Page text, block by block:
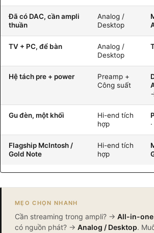
Đã có DAC, cần ampli
thuần
Analog /
Desktop
TV + PC, để bàn
Analog /
Desktop
Hệ tách pre + power
Preamp +
Công suất
Gu đèn, một khối
Hi-end tích
hợp
·
Flagship McIntosh /
Gold Note
Hi-end tích
hợp
MẸO CHỌN NHANH
Cần streaming trong ampli? → All-in-one
có nguồn phát? → Analog / Desktop.